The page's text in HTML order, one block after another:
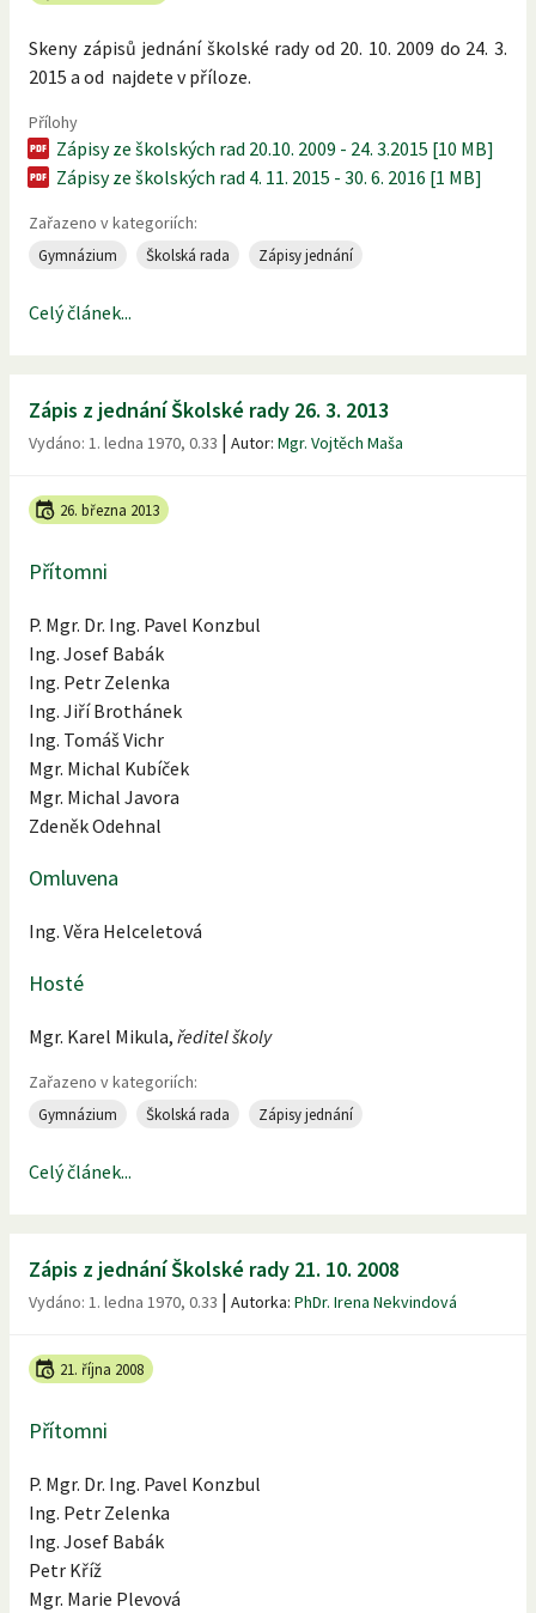
Skeny zápisů jednání školské rady od 20. 10. 2009 do 24. 3.
2015 a od najdete v příloze.
Přílohy
Zápisy ze školských rad 20.10. 2009 - 24. 3.2015 [10 MB]
Zápisy ze školských rad 4. 11. 2015 - 30. 6. 2016 [1 MB]
Zařazeno v kategoriích:
Gymnázium Školská rada Zápisy jednání
Celý článek...
Zápis z jednání Školské rady 26. 3. 2013
Vydáno: 1. ledna 1970, 0.33 | Autor: Mgr. Vojtěch Maša
26. března 2013
Přítomni
P. Mgr. Dr. Ing. Pavel Konzbul
Ing. Josef Babák
Ing. Petr Zelenka
Ing. Jiří Brothánek
Ing. Tomáš Vichr
Mgr. Michal Kubíček
Mgr. Michal Javora
Zdeněk Odehnal
Omluvena
Ing. Věra Helceletová
Hosté
Mgr. Karel Mikula, ředitel školy
Zařazeno v kategoriích:
Gymnázium Školská rada Zápisy jednání
Celý článek...
Zápis z jednání Školské rady 21. 10. 2008
Vydáno: 1. ledna 1970, 0.33 | Autorka: PhDr. Irena Nekvindová
21. října 2008
Přítomni
P. Mgr. Dr. Ing. Pavel Konzbul
Ing. Petr Zelenka
Ing. Josef Babák
Petr Kříž
Mgr. Marie Plevová